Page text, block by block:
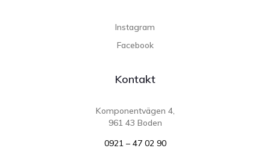
Instagram
Facebook
Kontakt
Komponentvägen 4,
961 43 Boden
0921 – 47 02 90